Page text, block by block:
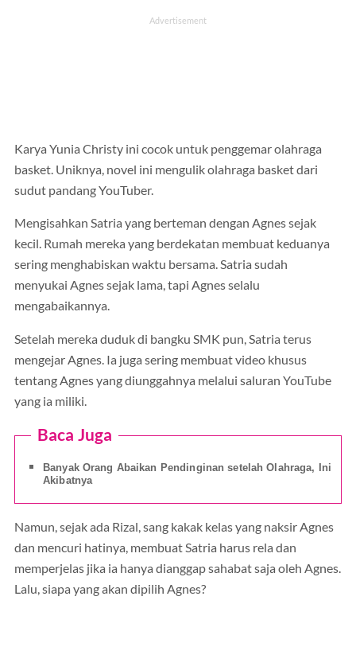
Karya Yunia Christy ini cocok untuk penggemar olahraga
basket. Uniknya, novel ini mengulik olahraga basket dari
sudut pandang YouTuber.
Mengisahkan Satria yang berteman dengan Agnes sejak
kecil. Rumah mereka yang berdekatan membuat keduanya
sering menghabiskan waktu bersama. Satria sudah
menyukai Agnes sejak lama, tapi Agnes selalu
mengabaikannya.
Setelah mereka duduk di bangku SMK pun, Satria terus
mengejar Agnes. Ia juga sering membuat video khusus
tentang Agnes yang diunggahnya melalui saluran YouTube
yang ia miliki.
Baca Juga
Banyak Orang Abaikan Pendinginan setelah Olahraga, Ini
Akibatnya
Namun, sejak ada Rizal, sang kakak kelas yang naksir Agnes
dan mencuri hatinya, membuat Satria harus rela dan
memperjelas jika ia hanya dianggap sahabat saja oleh Agnes.
Lalu, siapa yang akan dipilih Agnes?